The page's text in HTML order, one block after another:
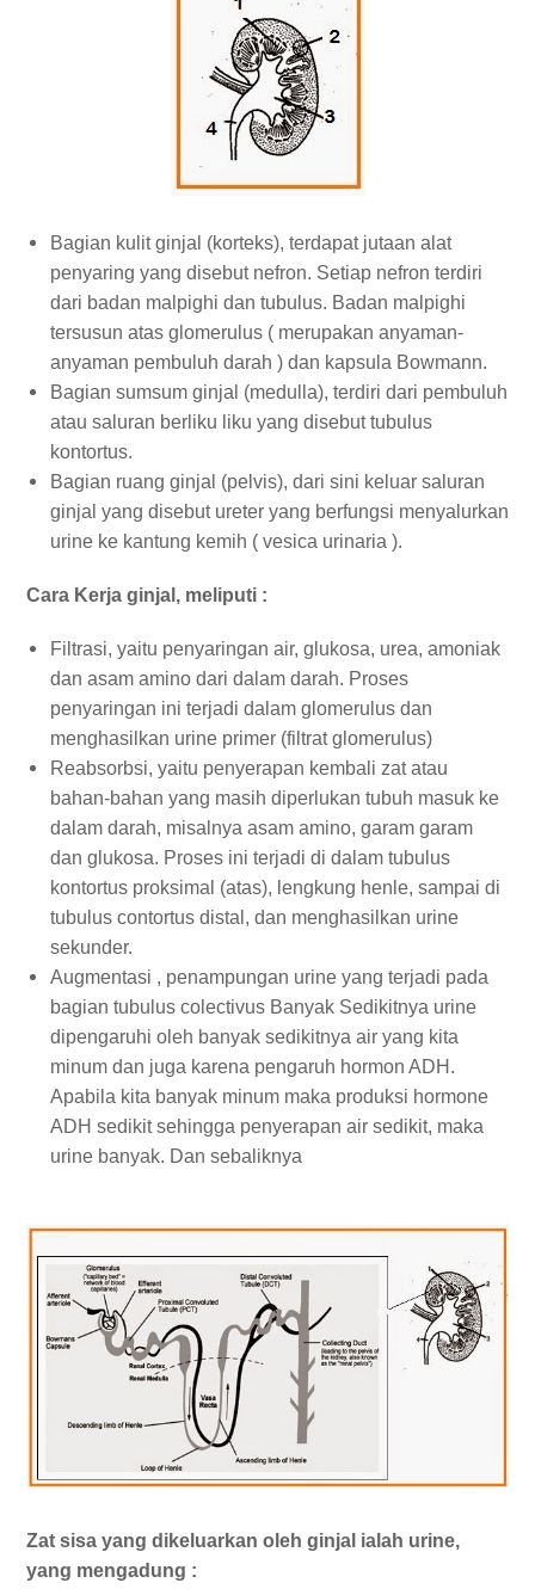
Bagian kulit ginjal (korteks), terdapat jutaan alat
penyaring yang disebut nefron. Setiap nefron terdiri
dari badan malpighi dan tubulus. Badan malpighi
tersusun atas glomerulus ( merupakan anyaman-
anyaman pembuluh darah ) dan kapsula Bowmann.
Bagian sumsum ginjal (medulla), terdiri dari pembuluh
atau saluran berliku liku yang disebut tubulus
kontortus.
Bagian ruang ginjal (pelvis), dari sini keluar saluran
ginjal yang disebut ureter yang berfungsi menyalurkan
urine ke kantung kemih ( vesica urinaria ).
Cara Kerja ginjal, meliputi :
Filtrasi, yaitu penyaringan air, glukosa, urea, amoniak
dan asam amino dari dalam darah. Proses
penyaringan ini terjadi dalam glomerulus dan
menghasilkan urine primer (filtrat glomerulus)
Reabsorbsi, yaitu penyerapan kembali zat atau
bahan-bahan yang masih diperlukan tubuh masuk ke
dalam darah, misalnya asam amino, garam garam
dan glukosa. Proses ini terjadi di dalam tubulus
kontortus proksimal (atas), lengkung henle, sampai di
tubulus contortus distal, dan menghasilkan urine
sekunder.
Augmentasi , penampungan urine yang terjadi pada
bagian tubulus colectivus Banyak Sedikitnya urine
dipengaruhi oleh banyak sedikitnya air yang kita
minum dan juga karena pengaruh hormon ADH.
Apabila kita banyak minum maka produksi hormone
ADH sedikit sehingga penyerapan air sedikit, maka
urine banyak. Dan sebaliknya
Zat sisa yang dikeluarkan oleh ginjal ialah urine,
yang mengadung :